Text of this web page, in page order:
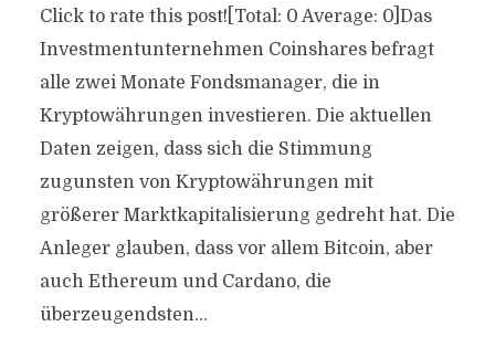
Click to rate this post![Total: 0 Average: 0]Das
Investmentunternehmen Coinshares befragt
alle zwei Monate Fondsmanager, die in
Kryptowährungen investieren. Die aktuellen
Daten zeigen, dass sich die Stimmung
zugunsten von Kryptowährungen mit
größerer Marktkapitalisierung gedreht hat. Die
Anleger glauben, dass vor allem Bitcoin, aber
auch Ethereum und Cardano, die
überzeugendsten...